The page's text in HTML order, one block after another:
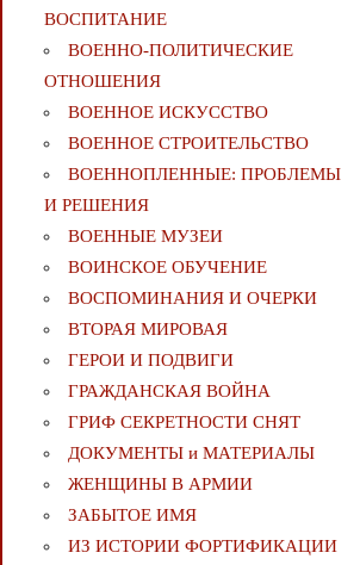
ВОСПИТАНИЕ
ВОЕННО-ПОЛИТИЧЕСКИE
ОТНОШЕНИЯ
ВОЕННОЕ ИСКУССТВО
ВОЕННОЕ СТРОИТЕЛЬСТВО
ВОЕННОПЛЕННЫЕ: ПРОБЛЕМЫ
И РЕШЕНИЯ
ВОЕННЫЕ МУЗЕИ
ВОИНСКОЕ ОБУЧЕНИЕ
ВОСПОМИНАНИЯ И ОЧЕРКИ
ВТОРАЯ МИРОВАЯ
ГЕРОИ И ПОДВИГИ
ГРАЖДАНСКАЯ ВОЙНА
ГРИФ СЕКРЕТНОСТИ СНЯТ
ДОКУМЕНТЫ и МАТЕРИАЛЫ
ЖЕНЩИНЫ В АРМИИ
ЗАБЫТОЕ ИМЯ
ИЗ ИСТОРИИ ФОРТИФИКАЦИИ